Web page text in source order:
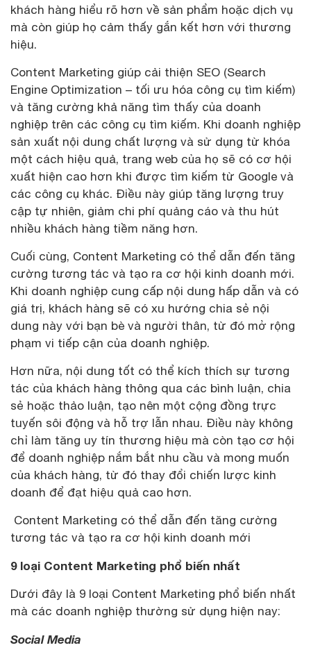
khách hàng hiểu rõ hơn về sản phẩm hoặc dịch vụ
mà còn giúp họ cảm thấy gắn kết hơn với thương
hiệu.
Content Marketing giúp cải thiện SEO (Search
Engine Optimization – tối ưu hóa công cụ tìm kiếm)
và tăng cường khả năng tìm thấy của doanh
nghiệp trên các công cụ tìm kiếm. Khi doanh nghiệp
sản xuất nội dung chất lượng và sử dụng từ khóa
một cách hiệu quả, trang web của họ sẽ có cơ hội
xuất hiện cao hơn khi được tìm kiếm từ Google và
các công cụ khác. Điều này giúp tăng lượng truy
cập tự nhiên, giảm chi phí quảng cáo và thu hút
nhiều khách hàng tiềm năng hơn.
Cuối cùng, Content Marketing có thể dẫn đến tăng
cường tương tác và tạo ra cơ hội kinh doanh mới.
Khi doanh nghiệp cung cấp nội dung hấp dẫn và có
giá trị, khách hàng sẽ có xu hướng chia sẻ nội
dung này với bạn bè và người thân, từ đó mở rộng
phạm vi tiếp cận của doanh nghiệp.
Hơn nữa, nội dung tốt có thể kích thích sự tương
tác của khách hàng thông qua các bình luận, chia
sẻ hoặc thảo luận, tạo nên một cộng đồng trực
tuyến sôi động và hỗ trợ lẫn nhau. Điều này không
chỉ làm tăng uy tín thương hiệu mà còn tạo cơ hội
để doanh nghiệp nắm bắt nhu cầu và mong muốn
của khách hàng, từ đó thay đổi chiến lược kinh
doanh để đạt hiệu quả cao hơn.
Content Marketing có thể dẫn đến tăng cường
tương tác và tạo ra cơ hội kinh doanh mới
9 loại Content Marketing phổ biến nhất
Dưới đây là 9 loại Content Marketing phổ biến nhất
mà các doanh nghiệp thường sử dụng hiện nay:
Social Media